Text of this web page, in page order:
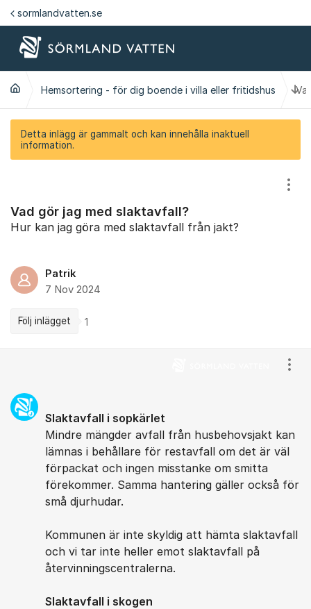
Hoppa till innehåll
sormlandvatten.se
Hemsortering - för dig boende i villa eller fritidshus
Detta inlägg är gammalt och kan innehålla inaktuell
information.
Vad gör jag med slaktavfall?
Hur kan jag göra med slaktavfall från jakt?
Patrik
7 Nov 2024
Följ inlägget 1
Slaktavfall i sopkärlet
Mindre mängder avfall från husbehovsjakt kan
lämnas i behållare för restavfall om det är väl
förpackat och ingen misstanke om smitta
förekommer. Samma hantering gäller också för
små djurhudar.
Kommunen är inte skyldig att hämta slaktavfall
och vi tar inte heller emot slaktavfall på
återvinningscentralerna.
Slaktavfall i skogen